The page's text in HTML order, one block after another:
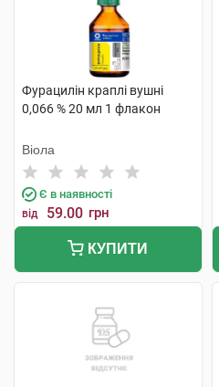
Фурацилін краплі вушні
0,066 % 20 мл 1 флакон
Віола
Є в наявності
від 59.00 грн
КУПИТИ